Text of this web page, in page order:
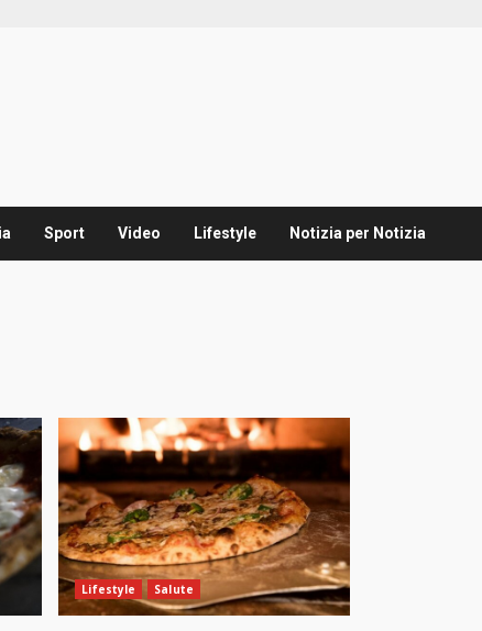
Sport Video Lifestyle Notizia per Notizia
Lifestyle Salute